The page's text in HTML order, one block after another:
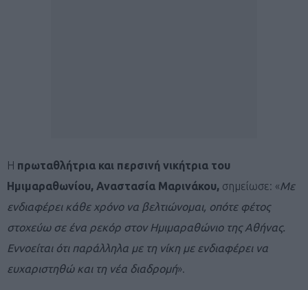
Η πρωταθλήτρια και περσινή νικήτρια του
Ημιμαραθωνίου, Αναστασία Μαρινάκου, σημείωσε: «Με
ενδιαφέρει κάθε χρόνο να βελτιώνομαι, οπότε φέτος
στοχεύω σε ένα ρεκόρ στον Ημιμαραθώνιο της Αθήνας.
Εννοείται ότι παράλληλα με τη νίκη με ενδιαφέρει να
ευχαριστηθώ και τη νέα διαδρομή».